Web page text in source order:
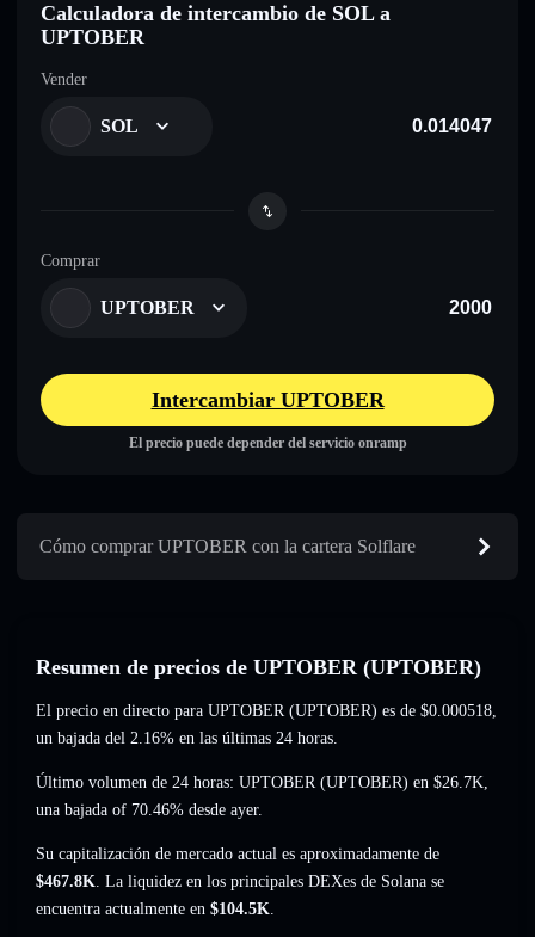
Calculadora de intercambio de SOL a
UPTOBER
Vender
SOL
Comprar
UPTOBER
Intercambiar UPTOBER
El precio puede depender del servicio onramp
Cómo comprar UPTOBER con la cartera Solflare
Resumen de precios de UPTOBER (UPTOBER)
El precio en directo para UPTOBER (UPTOBER) es de $0.000518,
un bajada del 2.16% en las últimas 24 horas.
Último volumen de 24 horas: UPTOBER (UPTOBER) en $26.7K,
una bajada of 70.46% desde ayer.
Su capitalización de mercado actual es aproximadamente de
$467.8K. La liquidez en los principales DEXes de Solana se
encuentra actualmente en $104.5K.